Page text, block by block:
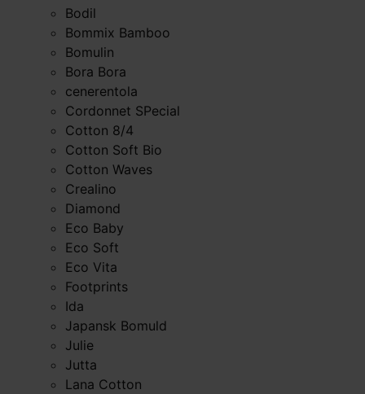
Bodil
Bommix Bamboo
Bomulin
Bora Bora
cenerentola
Cordonnet SPecial
Cotton 8/4
Cotton Soft Bio
Cotton Waves
Crealino
Diamond
Eco Baby
Eco Soft
Eco Vita
Footprints
Ida
Japansk Bomuld
Julie
Jutta
Lana Cotton